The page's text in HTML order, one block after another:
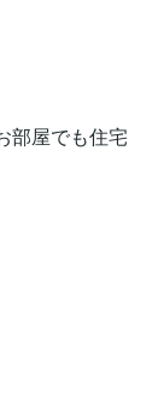
部屋でも住宅